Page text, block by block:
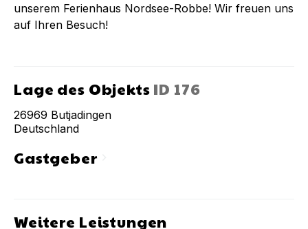
unserem Ferienhaus Nordsee-Robbe! Wir freuen uns
auf Ihren Besuch!
Lage des Objekts ID 176
26969 Butjadingen
Deutschland
Gastgeberchevron_right
Weitere Leistungen